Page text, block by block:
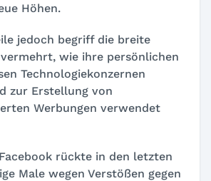
Höhen.
jedoch begriff die breite
wie ihre persönlichen
Technologiekonzernen
zur Erstellung von
Werbungen verwendet
rückte in den letzten
Male wegen Verstößen gegen